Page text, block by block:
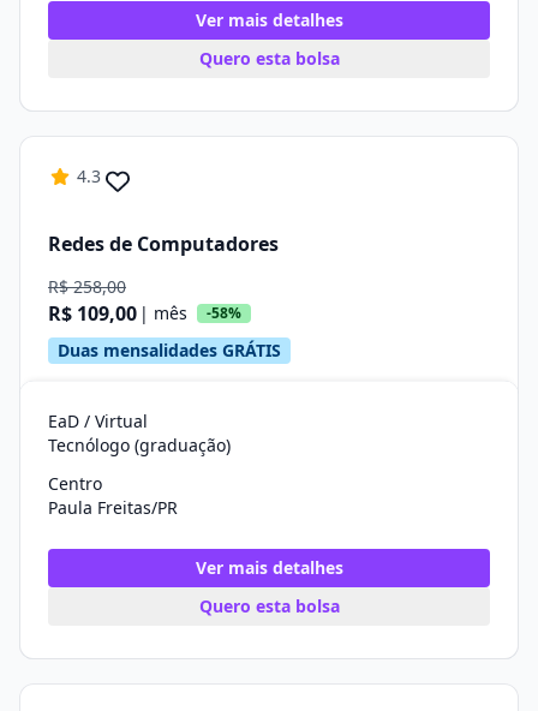
Ver mais detalhes
Quero esta bolsa
4.3
Redes de Computadores
R$ 258,00
R$ 109,00 | mês -58%
Duas mensalidades GRÁTIS
EaD / Virtual
Tecnólogo (graduação)
Centro
Paula Freitas/PR
Ver mais detalhes
Quero esta bolsa